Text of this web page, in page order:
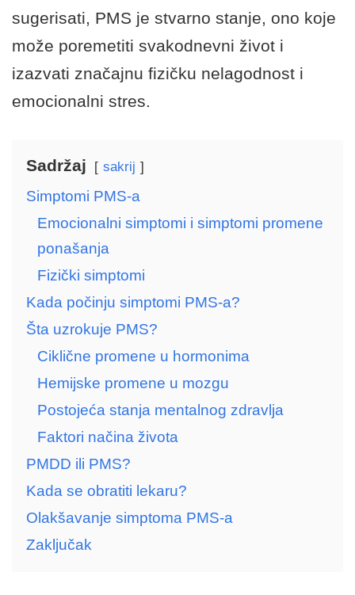
sugerisati, PMS je stvarno stanje, ono koje
može poremetiti svakodnevni život i
izazvati značajnu fizičku nelagodnost i
emocionalni stres.
Sadržaj sakrij
Simptomi PMS-a
Emocionalni simptomi i simptomi promene
ponašanja
Fizički simptomi
Kada počinju simptomi PMS-a?
Šta uzrokuje PMS?
Ciklične promene u hormonima
Hemijske promene u mozgu
Postojeća stanja mentalnog zdravlja
Faktori načina života
PMDD ili PMS?
Kada se obratiti lekaru?
Olakšavanje simptoma PMS-a
Zaključak